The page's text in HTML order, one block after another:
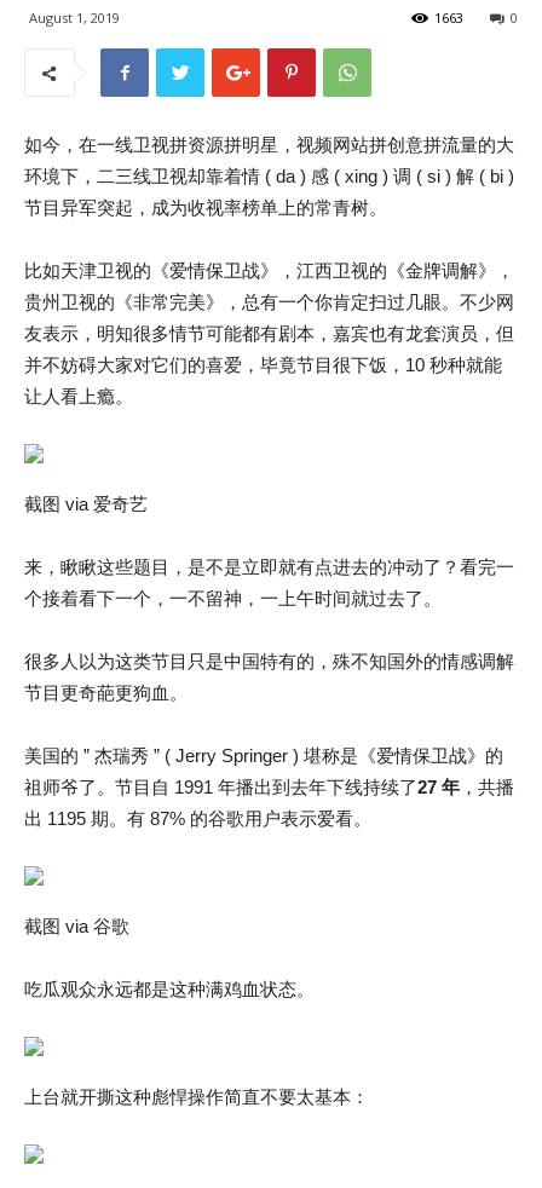
August 1, 2019 0
1663
如今，在一线卫视拼资源拼明星，视频网站拼创意拼流量的大
环境下，二三线卫视却靠着情 ( da ) 感 ( xing ) 调 ( si ) 解 ( bi )
节目异军突起，成为收视率榜单上的常青树。
比如天津卫视的《爱情保卫战》，江西卫视的《金牌调解》，
贵州卫视的《非常完美》，总有一个你肯定扫过几眼。不少网
友表示，明知很多情节可能都有剧本，嘉宾也有龙套演员，但
并不妨碍大家对它们的喜爱，毕竟节目很下饭，10 秒种就能
让人看上瘾。
截图 via 爱奇艺
来，瞅瞅这些题目，是不是立即就有点进去的冲动了？看完一
个接着看下一个，一不留神，一上午时间就过去了。
很多人以为这类节目只是中国特有的，殊不知国外的情感调解
节目更奇葩更狗血。
美国的 ” 杰瑞秀 ” ( Jerry Springer ) 堪称是《爱情保卫战》的
祖师爷了。节目自 1991 年播出到去年下线持续了27 年 ，共播
出 1195 期。有 87% 的谷歌用户表示爱看。
截图 via 谷歌
吃瓜观众永远都是这种满鸡血状态。
上台就开撕这种彪悍操作简直不要太基本：